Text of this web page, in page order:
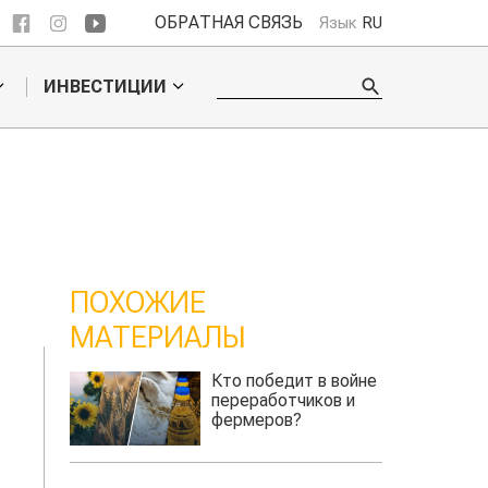
ОБРАТНАЯ СВЯЗЬ Язык RU
ИНВЕСТИЦИИ
ПОХОЖИЕ
МАТЕРИАЛЫ
Кто победит в войне
переработчиков и
фермеров?